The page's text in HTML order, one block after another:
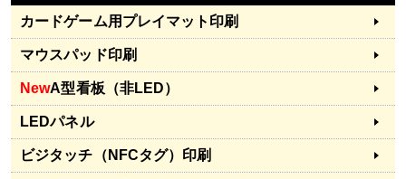
カードゲーム用プレイマット印刷
マウスパッド印刷
NewA型看板（非LED）
LEDパネル
ビジタッチ（NFCタグ）印刷